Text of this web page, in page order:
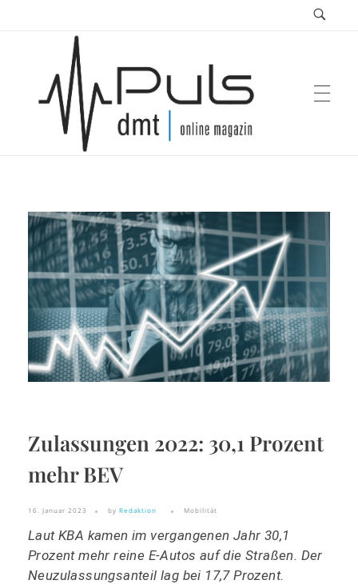
Puls Magazin
Zukunft der Mobilität
Zulassungen 2022: 30,1 Prozent
mehr BEV
16. Januar 2023 by Redaktion Mobilität
Laut KBA kamen im vergangenen Jahr 30,1
Prozent mehr reine E-Autos auf die Straßen. Der
Neuzulassungsanteil lag bei 17,7 Prozent.